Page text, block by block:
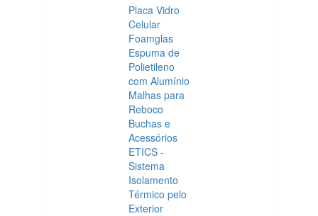
Placa Vidro
Celular
Foamglas
Espuma de
Polietileno
com Alumínio
Malhas para
Reboco
Buchas e
Acessórios
ETICS -
Sistema
Isolamento
Térmico pelo
Exterior